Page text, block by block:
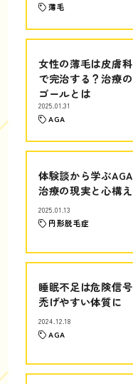
薄毛
女性の薄毛は皮膚科
で完治する？治療の
ゴールとは
2025.01.31
AGA
体験談から学ぶAGA
治療の現実と心構え
2025.01.13
円形脱毛症
睡眠不足は危険信号
禿げやすい体質に
2024.12.18
AGA